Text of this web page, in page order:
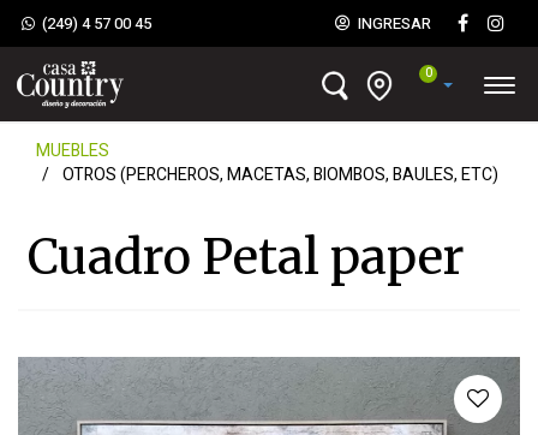
(249) 4 57 00 45 INGRESAR
0
MUEBLES
OTROS (PERCHEROS, MACETAS, BIOMBOS, BAULES, ETC)
Cuadro Petal paper